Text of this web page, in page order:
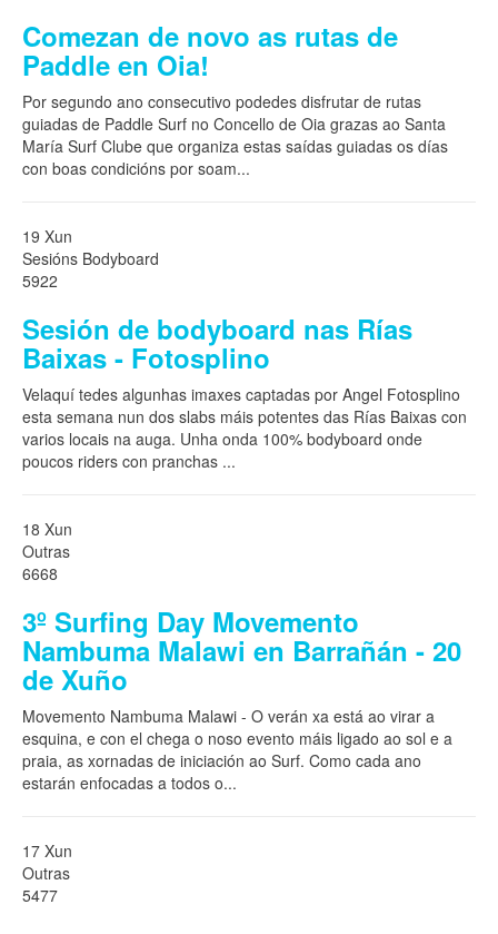
Comezan de novo as rutas de
Paddle en Oia!
Por segundo ano consecutivo podedes disfrutar de rutas
guiadas de Paddle Surf no Concello de Oia grazas ao Santa
María Surf Clube que organiza estas saídas guiadas os días
con boas condicións por soam...
19 Xun
Sesións Bodyboard
5922
Sesión de bodyboard nas Rías
Baixas - Fotosplino
Velaquí tedes algunhas imaxes captadas por Angel Fotosplino
esta semana nun dos slabs máis potentes das Rías Baixas con
varios locais na auga. Unha onda 100% bodyboard onde
poucos riders con pranchas ...
18 Xun
Outras
6668
3º Surfing Day Movemento
Nambuma Malawi en Barrañán - 20
de Xuño
Movemento Nambuma Malawi - O verán xa está ao virar a
esquina, e con el chega o noso evento máis ligado ao sol e a
praia, as xornadas de iniciación ao Surf. Como cada ano
estarán enfocadas a todos o...
17 Xun
Outras
5477